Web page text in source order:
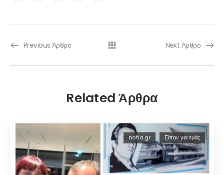
Previous Άρθρο Next Άρθρο
Related Άρθρα
notia.gr Είπαν για εμάς